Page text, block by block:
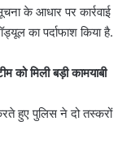
के आधार पर कार्रवाई
का पर्दाफाश किया है.
को मिली बड़ी कामयाबी
हुए पुलिस ने दो तस्करों